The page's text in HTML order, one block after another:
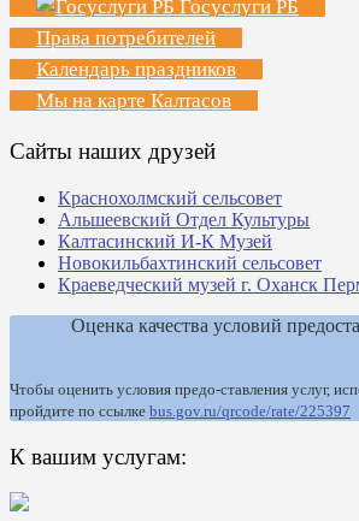
Госуслуги РБ
Права потребителей
Календарь праздников
Мы на карте Калтасов
Сайты наших друзей
Краснохолмский сельсовет
Альшеевский Отдел Культуры
Калтасинский И-К Музей
Новокильбахтинский сельсовет
Краеведческий музей г. Оханск
Оценка качества условий
Чтобы оценить условия предо-ставления услуг,
пройдите по ссылке bus.gov.ru/qrcode/rate/225397
К вашим услугам: